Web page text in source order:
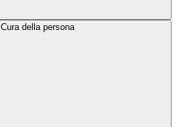
Cura della persona